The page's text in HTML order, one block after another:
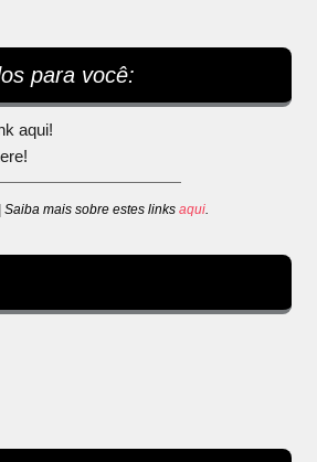
para você:
aqui!
Saiba mais sobre estes links aqui.